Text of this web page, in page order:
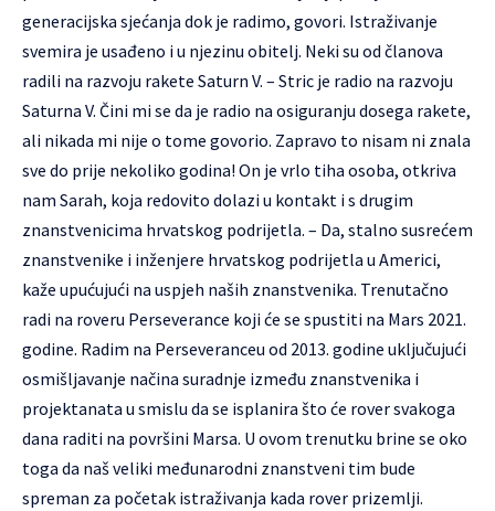
generacijska sjećanja dok je radimo, govori. Istraživanje
svemira je usađeno i u njezinu obitelj. Neki su od članova
radili na razvoju rakete Saturn V. – Stric je radio na razvoju
Saturna V. Čini mi se da je radio na osiguranju dosega rakete,
ali nikada mi nije o tome govorio. Zapravo to nisam ni znala
sve do prije nekoliko godina! On je vrlo tiha osoba, otkriva
nam Sarah, koja redovito dolazi u kontakt i s drugim
znanstvenicima hrvatskog podrijetla. – Da, stalno susrećem
znanstvenike i inženjere hrvatskog podrijetla u Americi,
kaže upućujući na uspjeh naših znanstvenika. Trenutačno
radi na roveru Perseverance koji će se spustiti na Mars 2021.
godine. Radim na Perseveranceu od 2013. godine uključujući
osmišljavanje načina suradnje između znanstvenika i
projektanata u smislu da se isplanira što će rover svakoga
dana raditi na površini Marsa. U ovom trenutku brine se oko
toga da naš veliki međunarodni znanstveni tim bude
spreman za početak istraživanja kada rover prizemlji.